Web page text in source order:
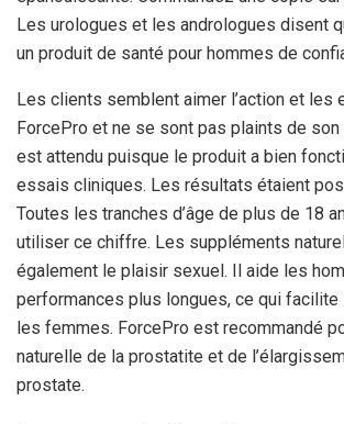
Les urologues et les andrologues disent
un produit de santé pour hommes de
Les clients semblent aimer l’action et les
ForcePro et ne se sont pas plaints de
est attendu puisque le produit a bien
essais cliniques. Les résultats étaient
Toutes les tranches d’âge de plus de 18
utiliser ce chiffre. Les suppléments
également le plaisir sexuel. Il aide les
performances plus longues, ce qui facilite
les femmes. ForcePro est recommandé
naturelle de la prostatite et de
prostate.